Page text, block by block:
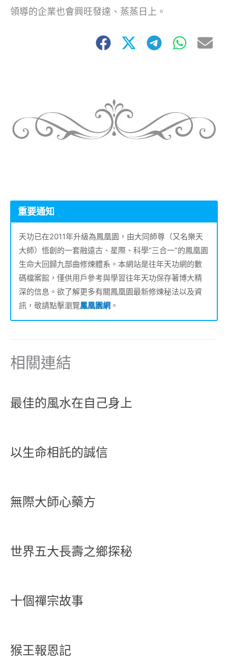
領導的企業也會興旺發達、蒸蒸日上。
重要通知
天功已在2011年升級為鳳凰園，由大同師尊（又名樂天
大師）悟創的一套融遠古、星際、科學“三合一”的鳳凰園
生命大回歸九部曲修煉體系。本網站是往年天功網的數
碼檔案館，僅供用戶參考與學習往年天功保存著博大精
深的信息。欲了解更多有關鳳凰園最新修煉秘法以及資
訊，敬請點擊瀏覽鳳凰園網 。
相關連結
最佳的風水在自己身上
以生命相託的誠信
無際大師心藥方
世界五大長壽之鄉探秘
十個禪宗故事
猴王報恩記